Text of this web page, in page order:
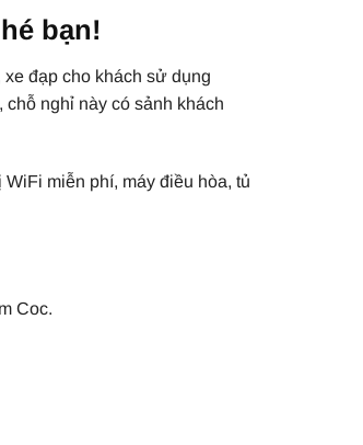
bạn!
đạp cho khách sử dụng
nghỉ này có sảnh khách
miễn phí, máy điều hòa, tủ
Coc.